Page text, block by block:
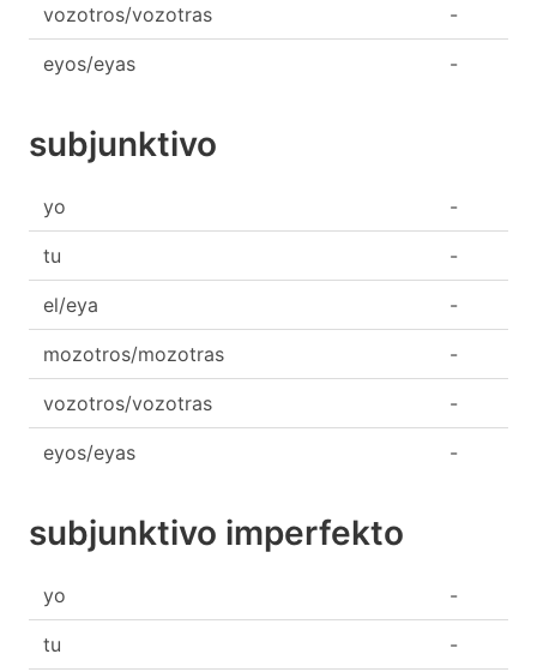
vozotros/vozotras -
eyos/eyas -
subjunktivo
yo -
tu -
el/eya -
mozotros/mozotras -
vozotros/vozotras -
eyos/eyas -
subjunktivo imperfekto
yo -
tu -